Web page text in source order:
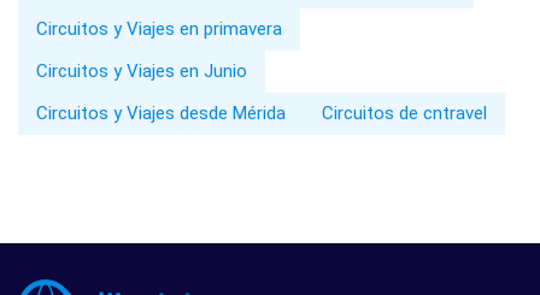
Circuitos y Viajes en primavera
Circuitos y Viajes en Junio
Circuitos y Viajes desde Mérida
Circuitos de cntravel